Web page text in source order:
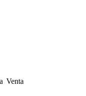
Venta